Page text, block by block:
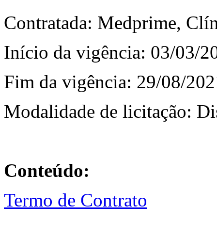
Contratada: Medprime,
Início da vigência: 03/03/
Fim da vigência: 29/08/
Modalidade de licitação:
Conteúdo:
Termo de Contrato